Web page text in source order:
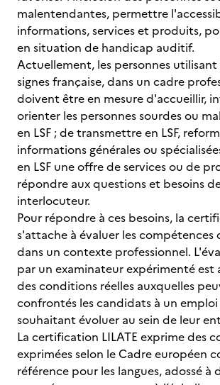
malentendantes, permettre
informations, services et produits,
en situation de handicap auditif.
Actuellement, les personnes utilisant
signes française, dans un cadre
doivent être en mesure d'accueillir,
orienter les personnes sourdes ou
en LSF ; de transmettre en LSF,
informations générales ou
en LSF une offre de services ou de
répondre aux questions et besoins
interlocuteur.
Pour répondre à ces besoins, la
s'attache à évaluer les
dans un contexte professionnel.
par un examinateur expérimenté est
des conditions réelles auxquelles
confrontés les candidats à un emploi
souhaitant évoluer au sein de leur
La certification LILATE exprime des
exprimées selon le Cadre européen
référence pour les langues, adossé à